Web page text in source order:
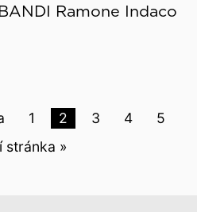
Ramone Indaco
1 2 3 4
5
stránka »